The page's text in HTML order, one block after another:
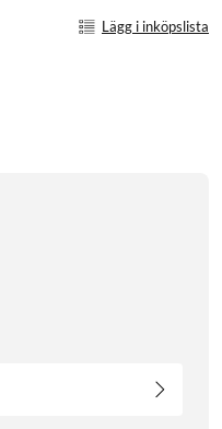
Lägg i inköpslista